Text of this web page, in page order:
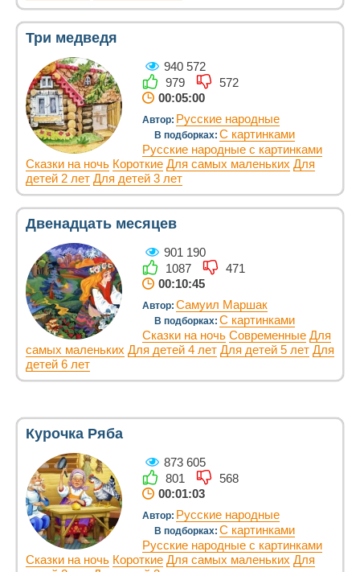
Три медведя
940 572
979
572
00:05:00
Автор: Русские народные
В подборках: С картинками
Русские народные с картинками
Сказки на ночь Короткие Для самых маленьких Для
детей 2 лет Для детей 3 лет
Двенадцать месяцев
901 190
1087
471
00:10:45
Автор: Самуил Маршак
В подборках: С картинками
Сказки на ночь Современные Для
самых маленьких Для детей 4 лет Для детей 5 лет Для
детей 6 лет
Курочка Ряба
873 605
801
568
00:01:03
Автор: Русские народные
В подборках: С картинками
Русские народные с картинками
Сказки на ночь Короткие Для самых маленьких Для